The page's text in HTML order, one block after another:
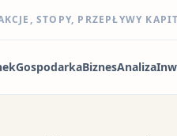
STOPY, PRZEPŁYWY
GospodarkaBiznesAnaliza